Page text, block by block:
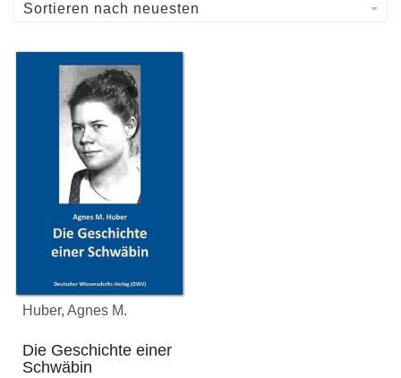
Sortieren nach neuesten
Huber, Agnes M.
Die Geschichte einer
Schwäbin